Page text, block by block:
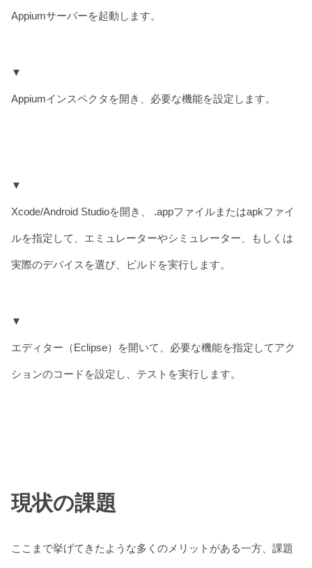
Appiumサーバーを起動します。
▼
Appiumインスペクタを開き、必要な機能を設定します。
▼
Xcode/Android Studioを開き、 .appファイルまたはapkファイ
ルを指定して、エミュレーターやシミュレーター、もしくは
実際のデバイスを選び、ビルドを実行します。
‍▼
エディター（Eclipse）を開いて、必要な機能を指定してアク
ションのコードを設定し、テストを実行します。
現状の課題
ここまで挙げてきたような多くのメリットがある一方、課題